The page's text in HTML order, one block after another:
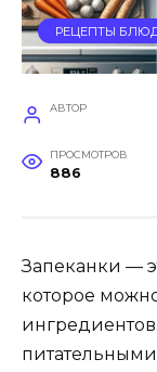
РЕЦЕПТЫ БЛЮД
АВТОР
ПРОСМОТРОВ
886
Запеканки —
которое